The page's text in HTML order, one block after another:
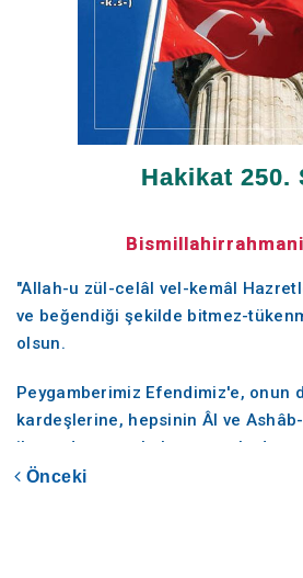
Hakikat 250.
"Allah-u zül-celâl vel-kemâl
ve beğendiği şekilde bitmez-
olsun.
Peygamberimiz Efendimiz'e, onun
kardeşlerine, hepsinin Âl ve Ashâb-
ihsan duygusuyla kıyamete kadar
izinden gidenlere; sonsuzların
Önceki